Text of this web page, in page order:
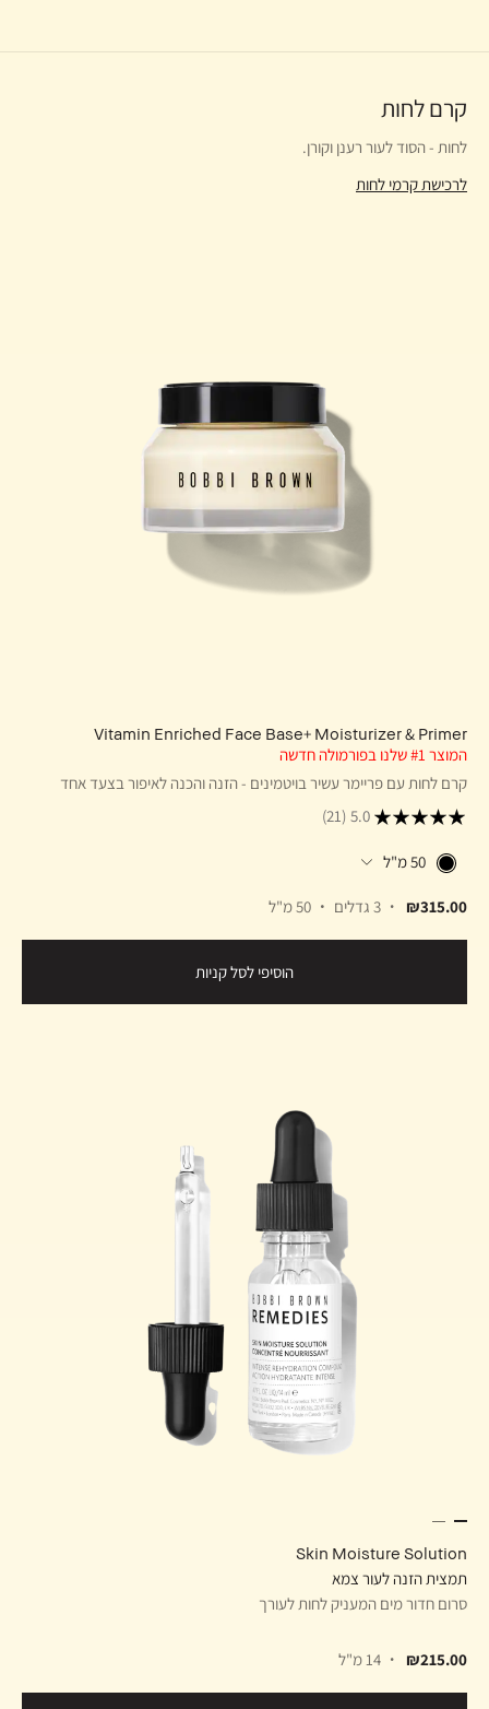
קרם לחות
לחות - הסוד לעור רענן וקורן.
לרכישת קרמי לחות
Vitamin Enriched Face Base+ Moisturizer & Primer
המוצר #1 שלנו בפורמולה חדשה
קרם לחות עם פריימר עשיר בויטמינים - הזנה והכנה לאיפור בצעד אחד
5.0
(21)
50 מ"ל
₪315.00 3 גדלים 50 מ"ל
הוסיפי לסל קניות
Skin Moisture Solution
תמצית הזנה לעור צמא
סרום חדור מים המעניק לחות לעורך
₪215.00 14 מ"ל